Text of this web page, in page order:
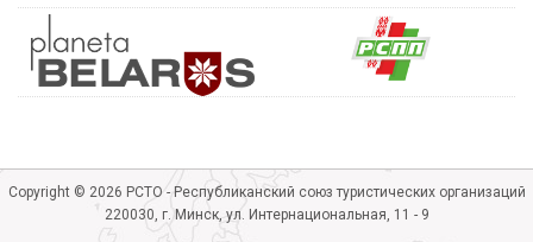
Copyright © 2026 РСТО - Республиканский союз туристических организаций
220030, г. Минск, ул. Интернациональная, 11 - 9